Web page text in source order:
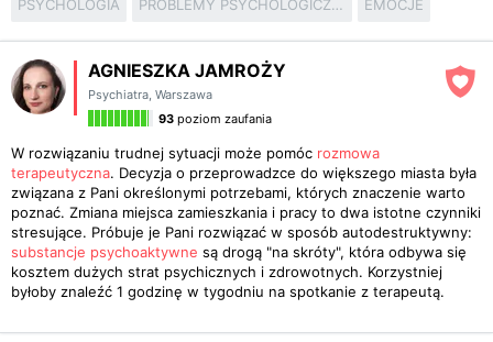
PSYCHOLOGIA PROBLEMY PSYCHOLOGICZNE EMOCJE
AGNIESZKA JAMROŻY
Psychiatra, Warszawa
93 poziom zaufania
W rozwiązaniu trudnej sytuacji może pomóc rozmowa
terapeutyczna. Decyzja o przeprowadzce do większego miasta była
związana z Pani określonymi potrzebami, których znaczenie warto
poznać. Zmiana miejsca zamieszkania i pracy to dwa istotne czynniki
stresujące. Próbuje je Pani rozwiązać w sposób autodestruktywny:
substancje psychoaktywne są drogą "na skróty", która odbywa się
kosztem dużych strat psychicznych i zdrowotnych. Korzystniej
byłoby znaleźć 1 godzinę w tygodniu na spotkanie z terapeutą.